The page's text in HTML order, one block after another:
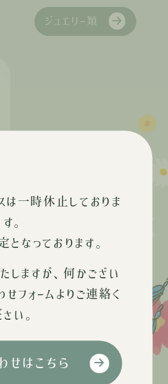
は一時休止しておりま
す。
なっております。
しますが、何かござい
フォームよりご連絡く
い。
せはこちら
ジュエリー類
ブランド